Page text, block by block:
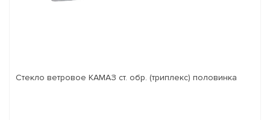
Стекло ветровое КАМАЗ ст. обр. (триплекс) половинка